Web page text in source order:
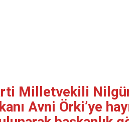
Milletvekili
Avni Örki’ye